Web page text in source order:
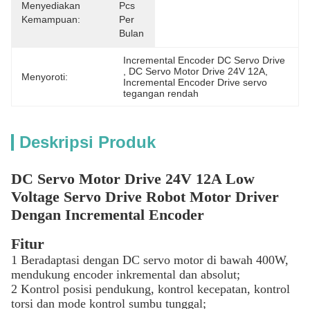
Menyediakan
Kemampuan:
Pcs
Per
Bulan
Menyoroti:
Incremental Encoder DC Servo Drive
DC Servo Motor Drive 24V 12A
Incremental Encoder Drive servo
tegangan rendah
Deskripsi Produk
DC Servo Motor Drive 24V 12A Low
Voltage Servo Drive Robot Motor Driver
Dengan Incremental Encoder
Fitur
1 Beradaptasi dengan DC servo motor di bawah 400W,
mendukung encoder inkremental dan absolut;
2 Kontrol posisi pendukung, kontrol kecepatan, kontrol
torsi dan mode kontrol sumbu tunggal;